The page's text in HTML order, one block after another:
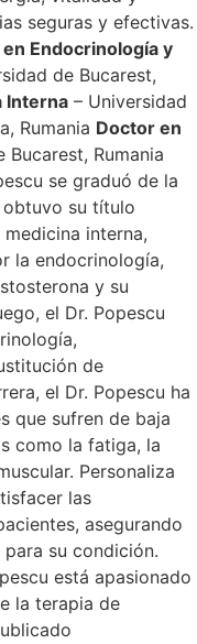
seguras y efectivas.
Endocrinología y
de Bucarest,
Interna– Universidad
Rumania Doctor en
Bucarest, Rumania
se graduó de la
su título
interna,
la endocrinología,
y su
el Dr. Popescu
de
el Dr. Popescu ha
que sufren de baja
como la fatiga, la
Personaliza
las
asegurando
su condición.
está apasionado
la terapia de